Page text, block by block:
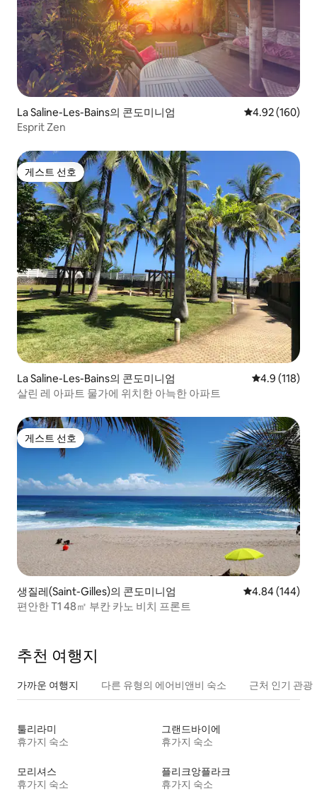
La Saline-Les-Bains의 콘도미니엄 평점 4.92점(5
4.92 (160)
Esprit Zen
게스트 선호
게스트 선호
La Saline-Les-Bains의 콘도미니엄 평점 4.9점(5
4.9 (118)
살린 레 아파트 물가에 위치한 아늑한 아파트
게스트 선호
게스트 선호
생질레(Saint-Gilles)의 콘도미니엄 평점 4.84점(5
4.84 (144)
편안한 T1 48㎡ 부칸 카노 비치 프론트
추천 여행지
가까운 여행지 다른 유형의 에어비앤비 숙소 근처 인기 관광
툴리라미
휴가지 숙소
그랜드바이에
휴가지 숙소
모리셔스
휴가지 숙소
플리크앙플라크
휴가지 숙소